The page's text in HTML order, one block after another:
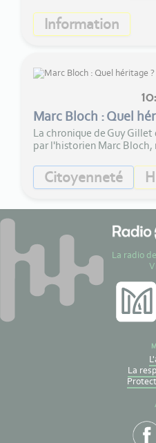
Information
Marc Bloch : Quel
La chronique de Guy
par l'historien Marc Bloch,
Citoyenneté
La radio
La